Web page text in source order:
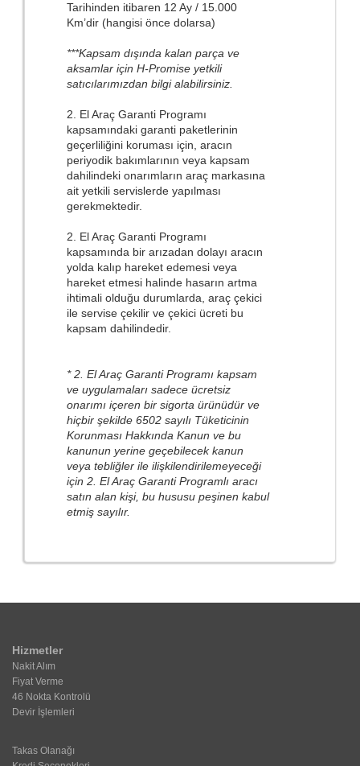
Tarihinden itibaren 12 Ay / 15.000
Km’dir (hangisi önce dolarsa)
***Kapsam dışında kalan parça ve
aksamlar için H-Promise yetkili
satıcılarımızdan bilgi alabilirsiniz.
2. El Araç Garanti Programı
kapsamındaki garanti paketlerinin
geçerliliğini koruması için, aracın
periyodik bakımlarının veya kapsam
dahilindeki onarımların araç markasına
ait yetkili servislerde yapılması
gerekmektedir.
2. El Araç Garanti Programı
kapsamında bir arızadan dolayı aracın
yolda kalıp hareket edemesi veya
hareket etmesi halinde hasarın artma
ihtimali olduğu durumlarda, araç çekici
ile servise çekilir ve çekici ücreti bu
kapsam dahilindedir.
* 2. El Araç Garanti Programı kapsam
ve uygulamaları sadece ücretsiz
onarımı içeren bir sigorta ürünüdür ve
hiçbir şekilde 6502 sayılı Tüketicinin
Korunması Hakkında Kanun ve bu
kanunun yerine geçebilecek kanun
veya tebliğler ile ilişkilendirilemeyeceği
için 2. El Araç Garanti Programlı aracı
satın alan kişi, bu hususu peşinen kabul
etmiş sayılır.
Hizmetler
Nakit Alım
Fiyat Verme
46 Nokta Kontrolü
Devir İşlemleri
Takas Olanağı